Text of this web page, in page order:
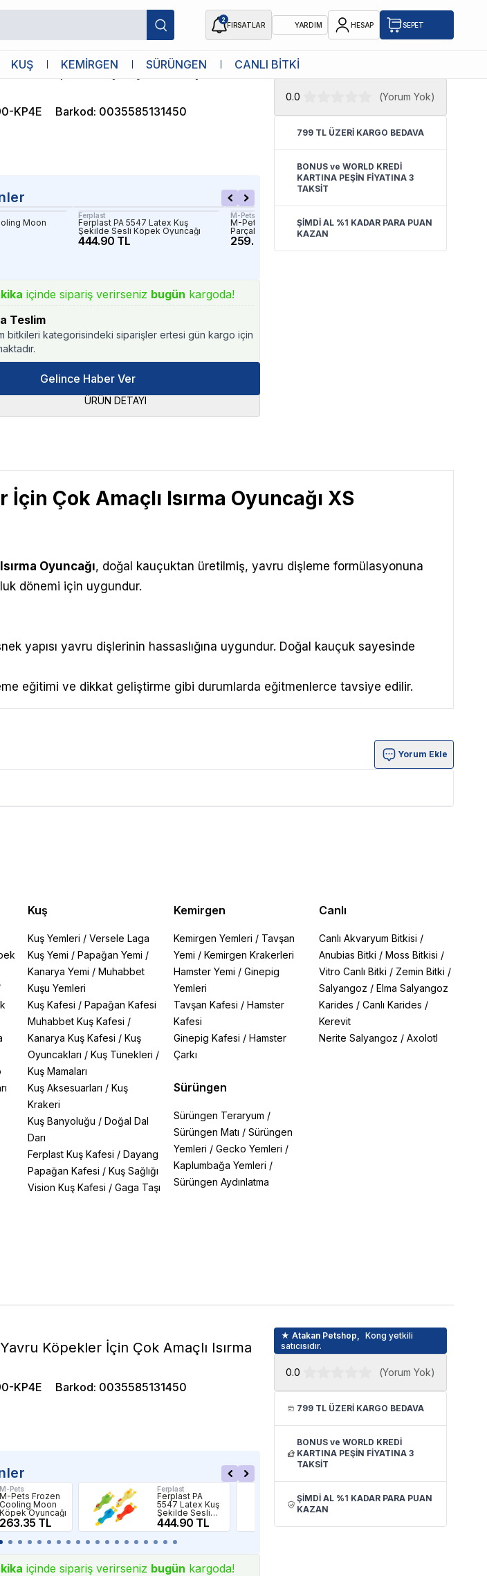
2
FIRSATLAR YARDIM HESAP SEPET
KUŞ KEMİRGEN SÜRÜNGEN CANLI BİTKİ
Köpekler İçin Çok Amaçlı Isırma
KP4E Barkod: 0035585131450
Moon
Ferplast
Ferplast PA 5547 Latex Kuş
Şekilde Sesli Köpek Oyuncağı
444.90 TL
M-Pets
M-Pets Bloom Tahiti Serisi
Parçalanmaz Oyun Topu
259.04 TL
Ferplast PA 6097 Halka
içinde sipariş verirseniz bugün kargoda!
Teslim
bitkileri kategorisindeki siparişler ertesi gün kargo için
Gelince Haber Ver
ÜRÜN DETAYI
★ Atakan Petshop,
satıcısıdır.
0.0 (Yorum Yok)
799 TL ÜZERİ KARGO BEDAVA
BONUS ve WORLD KREDİ
KARTINA PEŞİN FİYATINA 3
TAKSİT
ŞİMDİ AL %1 KADAR PARA PUAN
KAZAN
Çok Amaçlı Isırma Oyuncağı XS
Oyuncağı, doğal kauçuktan üretilmiş, yavru dişleme formülasyonuna
dönemi için uygundur.
yapısı yavru dişlerinin hassaslığına uygundur. Doğal kauçuk sayesinde
eğitimi ve dikkat geliştirme gibi durumlarda eğitmenlerce tavsiye edilir.
Yorum Ekle
Kuş
Kuş Yemleri / Versele Laga
Kuş Yemi / Papağan Yemi /
Kanarya Yemi / Muhabbet
Kuşu Yemleri
Kuş Kafesi / Papağan Kafesi
Muhabbet Kuş Kafesi /
Kanarya Kuş Kafesi / Kuş
Oyuncakları / Kuş Tünekleri /
Kuş Mamaları
Kuş Aksesuarları / Kuş
Krakeri
Kuş Banyoluğu / Doğal Dal
Darı
Ferplast Kuş Kafesi / Dayang
Papağan Kafesi / Kuş Sağlığı
Vision Kuş Kafesi / Gaga Taşı
Kemirgen
Kemirgen Yemleri / Tavşan
Yemi / Kemirgen Krakerleri
Hamster Yemi / Ginepig
Yemleri
Tavşan Kafesi / Hamster
Kafesi
Ginepig Kafesi / Hamster
Çarkı
Sürüngen
Sürüngen Teraryum /
Sürüngen Matı / Sürüngen
Yemleri / Gecko Yemleri /
Kaplumbağa Yemleri /
Sürüngen Aydınlatma
Canlı
Canlı Akvaryum Bitkisi /
Anubias Bitki /Moss Bitkisi /
Vitro Canlı Bitki / Zemin Bitki /
Salyangoz /Elma Salyangoz
Karides /Canlı Karides /
Kerevit
Nerite Salyangoz /Axolotl
Köpekler İçin Çok Amaçlı Isırma
KP4E Barkod: 0035585131450
M-Pets
M-Pets Frozen
Cooling Moon
Köpek Oyuncağı
263.35 TL
Ferplast
Ferplast PA
5547 Latex Kuş
Şekilde Sesli
Köpek Oyuncağı
444.90 TL
M-Pets Bloom
Tahiti Serisi
Parçalanmaz
259.04 TL
içinde sipariş verirseniz bugün kargoda!
★ Atakan Petshop,
Kong yetkili
satıcısıdır.
0.0 (Yorum Yok)
799 TL ÜZERİ KARGO BEDAVA
BONUS ve WORLD KREDİ
KARTINA PEŞİN FİYATINA 3
TAKSİT
ŞİMDİ AL %1 KADAR PARA PUAN
KAZAN